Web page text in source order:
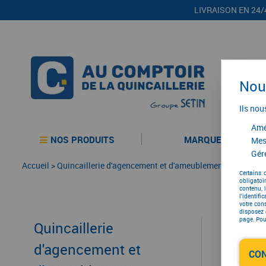
LIVRAISON EN 24/
NOS PRODUITS MARQUES
Accueil >Quincaillerie d'agencement et d'ameublement
Quincaillerie
d'agencement et
Ils
Certains
contenu,
votre
disposez
page.